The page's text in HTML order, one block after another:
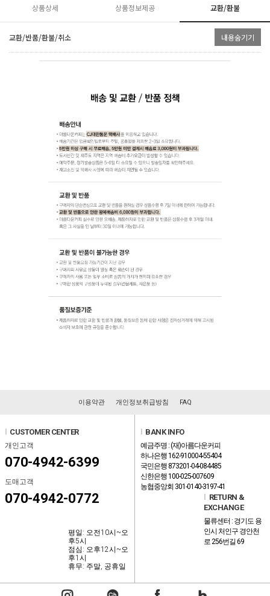
상품상세 상품정보제공 교환/환불
교환/반품/환불/취소 내용숨기기
이용약관 개인정보취급방침 FAQ
l CUSTOMER CENTER
개인고객
070-4942-6399
도매고객
070-4942-0772
평일: 오전10시~오
후5시
점심: 오후12시~오
후1시
휴무: 주말, 공휴일
l BANK INFO
예금주명 : (재)아름다운커피
하나은행 162-910004-55404
국민은행 873201-04-084485
신한은행 100-025-007609
농협중앙회 301-0140-3197-41
l RETURN &
EXCHANGE
물류센터 : 경기도 용
인시 처인구 경안천
로 256번길 69